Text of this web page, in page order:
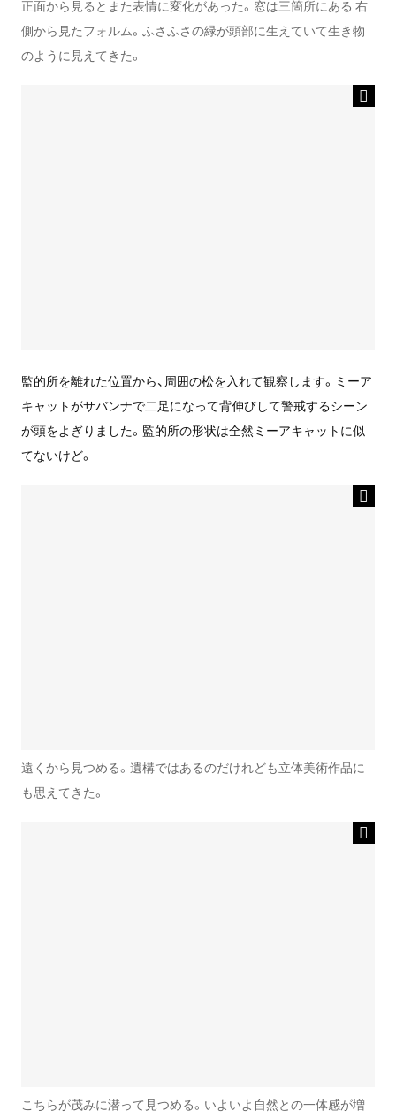
正面から見るとまた表情に変化があった。窓は三箇所にある 右
側から見たフォルム。ふさふさの緑が頭部に生えていて生き物
のように見えてきた。
監的所を離れた位置から、周囲の松を入れて観察します。ミーア
キャットがサバンナで二足になって背伸びして警戒するシーン
が頭をよぎりました。監的所の形状は全然ミーアキャットに似
てないけど。
遠くから見つめる。遺構ではあるのだけれども立体美術作品に
も思えてきた。
こちらが茂みに潜って見つめる。いよいよ自然との一体感が増